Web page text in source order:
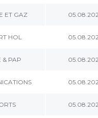
ET GAZ
HOL
& PAP